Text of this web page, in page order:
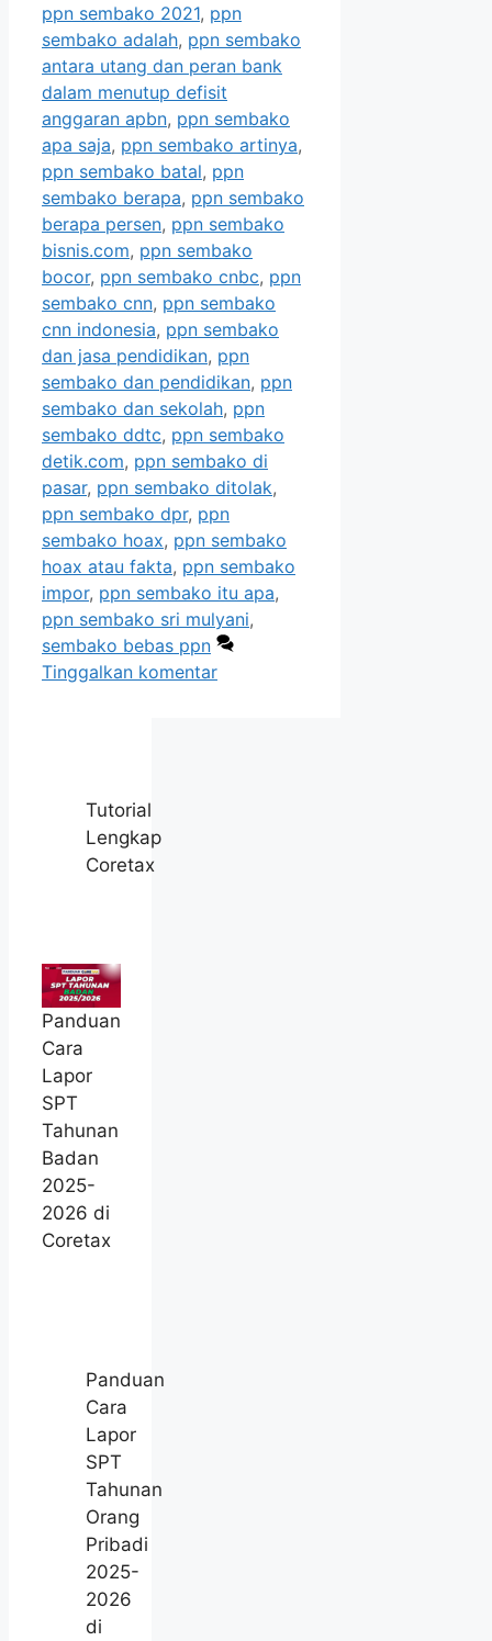
ppn sembako 2021, ppn
sembako adalah, ppn sembako
antara utang dan peran bank
dalam menutup defisit
anggaran apbn, ppn sembako
apa saja, ppn sembako artinya,
ppn sembako batal, ppn
sembako berapa, ppn sembako
berapa persen, ppn sembako
bisnis.com, ppn sembako
bocor, ppn sembako cnbc, ppn
sembako cnn, ppn sembako
cnn indonesia, ppn sembako
dan jasa pendidikan, ppn
sembako dan pendidikan, ppn
sembako dan sekolah, ppn
sembako ddtc, ppn sembako
detik.com, ppn sembako di
pasar, ppn sembako ditolak,
ppn sembako dpr, ppn
sembako hoax, ppn sembako
hoax atau fakta, ppn sembako
impor, ppn sembako itu apa,
ppn sembako sri mulyani,
sembako bebas ppn
Tinggalkan komentar
Tutorial
Lengkap
Coretax
Panduan
Cara
Lapor
SPT
Tahunan
Badan
2025-
2026 di
Coretax
Panduan
Cara
Lapor
SPT
Tahunan
Orang
Pribadi
2025-
2026
di